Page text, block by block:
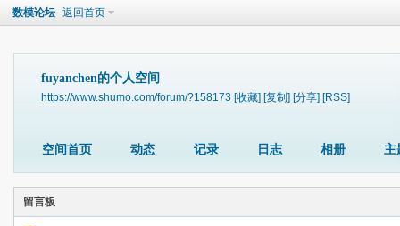
数模论坛 返回首页
fuyanchen的个人空间
https://www.shumo.com/forum/?158173 [收藏] [复制] [分享] [RSS]
空间首页 动态 记录 日志 相册 主
留言板